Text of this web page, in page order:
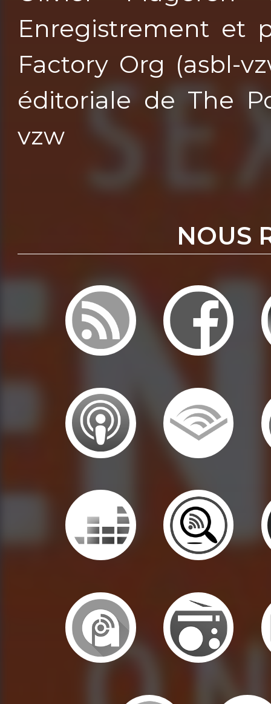
Enregistrement et
Factory Org (asbl-
éditoriale de The
vzw
NOUS